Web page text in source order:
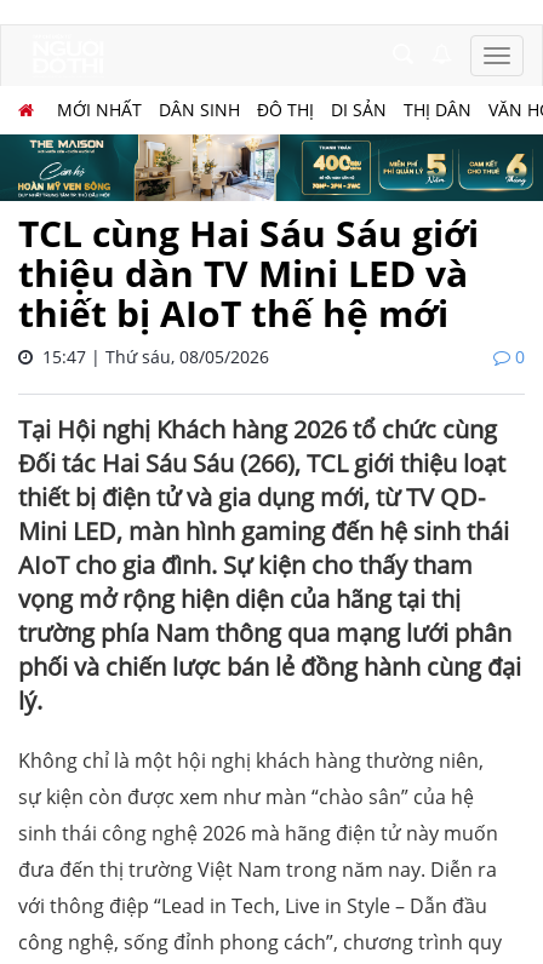
MỚI NHẤT DÂN SINH ĐÔ THỊ DI SẢN THỊ DÂN VĂN
TCL cùng Hai Sáu Sáu giới
thiệu dàn TV Mini LED và
thiết bị AIoT thế hệ mới
15:47 | Thứ sáu, 08/05/2026 0
Tại Hội nghị Khách hàng 2026 tổ chức cùng
Đối tác Hai Sáu Sáu (266), TCL giới thiệu loạt
thiết bị điện tử và gia dụng mới, từ TV QD-
Mini LED, màn hình gaming đến hệ sinh thái
AIoT cho gia đình. Sự kiện cho thấy tham
vọng mở rộng hiện diện của hãng tại thị
trường phía Nam thông qua mạng lưới phân
phối và chiến lược bán lẻ đồng hành cùng đại
lý.
Không chỉ là một hội nghị khách hàng thường niên,
sự kiện còn được xem như màn “chào sân” của hệ
sinh thái công nghệ 2026 mà hãng điện tử này muốn
đưa đến thị trường Việt Nam trong năm nay. Diễn ra
với thông điệp “Lead in Tech, Live in Style – Dẫn đầu
công nghệ, sống đỉnh phong cách”, chương trình quy